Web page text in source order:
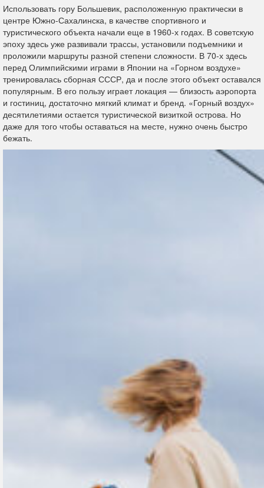
Использовать гору Большевик, расположенную практически в
центре Южно-Сахалинска, в качестве спортивного и
туристического объекта начали еще в 1960-х годах. В советскую
эпоху здесь уже развивали трассы, установили подъемники и
проложили маршруты разной степени сложности. В 70-х здесь
перед Олимпийскими играми в Японии на «Горном воздухе»
тренировалась сборная СССР, да и после этого объект оставался
популярным. В его пользу играет локация — близость аэропорта
и гостиниц, достаточно мягкий климат и бренд. «Горный воздух»
десятилетиями остается туристической визиткой острова. Но
даже для того чтобы оставаться на месте, нужно очень быстро
бежать.